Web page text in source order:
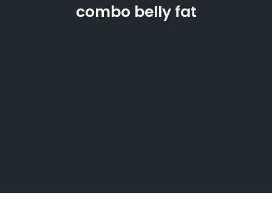
combo belly fat